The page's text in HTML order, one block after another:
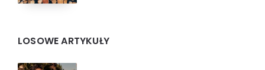
LOSOWE ARTYKUŁY